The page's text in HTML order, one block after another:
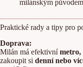
milánským
Praktické rady a tipy pro
Doprava:
Milán má efektivnímetro,
zakoupit si denní nebo